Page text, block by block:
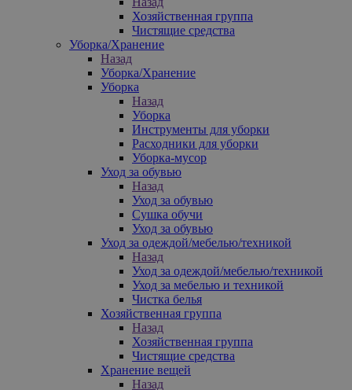
Хозяйственная группа
Чистящие средства
Уборка/Хранение
Назад
Уборка/Хранение
Уборка
Назад
Уборка
Инструменты для уборки
Расходники для уборки
Уборка-мусор
Уход за обувью
Назад
Уход за обувью
Сушка обучи
Уход за обувью
Уход за одеждой/мебелью/техникой
Назад
Уход за одеждой/мебелью/техникой
Уход за мебелью и техникой
Чистка белья
Хозяйственная группа
Назад
Хозяйственная группа
Чистящие средства
Хранение вещей
Назад